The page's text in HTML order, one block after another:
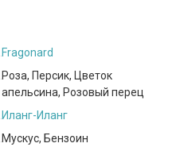
Fragonard
Роза, Персик, Цветок
апельсина, Розовый перец
Иланг-Иланг
Мускус, Бензоин